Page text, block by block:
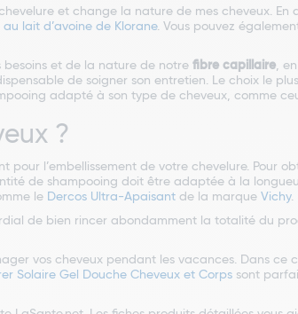
et change la nature de mes cheveux. En
au lait d’avoine de Klorane. Vous pouvez
besoins et de la nature de notre fibre capillaire,
de soigner son entretien. Le choix le
adapté à son type de cheveux, comme
?
pour l’embellissement de votre chevelure. Pour
de shampooing doit être adaptée à la
le Dercos Ultra-Apaisant de la marque Vichy.
de bien rincer abondamment la totalité du
vos cheveux pendant les vacances. Dans
Solaire Gel Douche Cheveux et Corps sont